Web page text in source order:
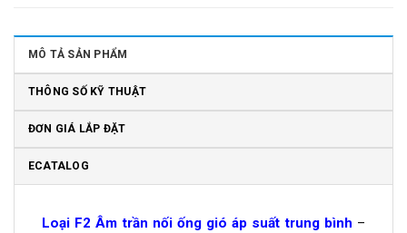
MÔ TẢ SẢN PHẨM
THÔNG SỐ KỸ THUẬT
ĐƠN GIÁ LẮP ĐẶT
ECATALOG
Loại F2 Âm trần nối ống gió áp suất trung bình –